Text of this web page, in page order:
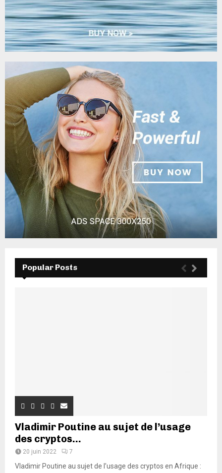
Popular Posts
Vladimir Poutine au sujet de l’usage
des cryptos...
20 juin 2022 7
Vladimir Poutine au sujet de l’usage des cryptos en Afrique :